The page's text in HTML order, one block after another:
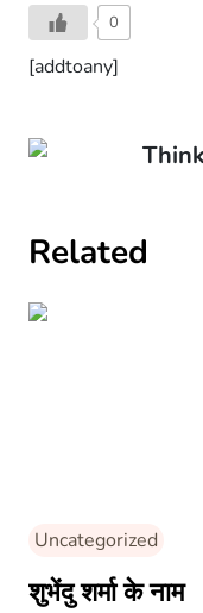
0
[addtoany]
Related
Uncategorized
शुभेंदु शर्मा के नाम